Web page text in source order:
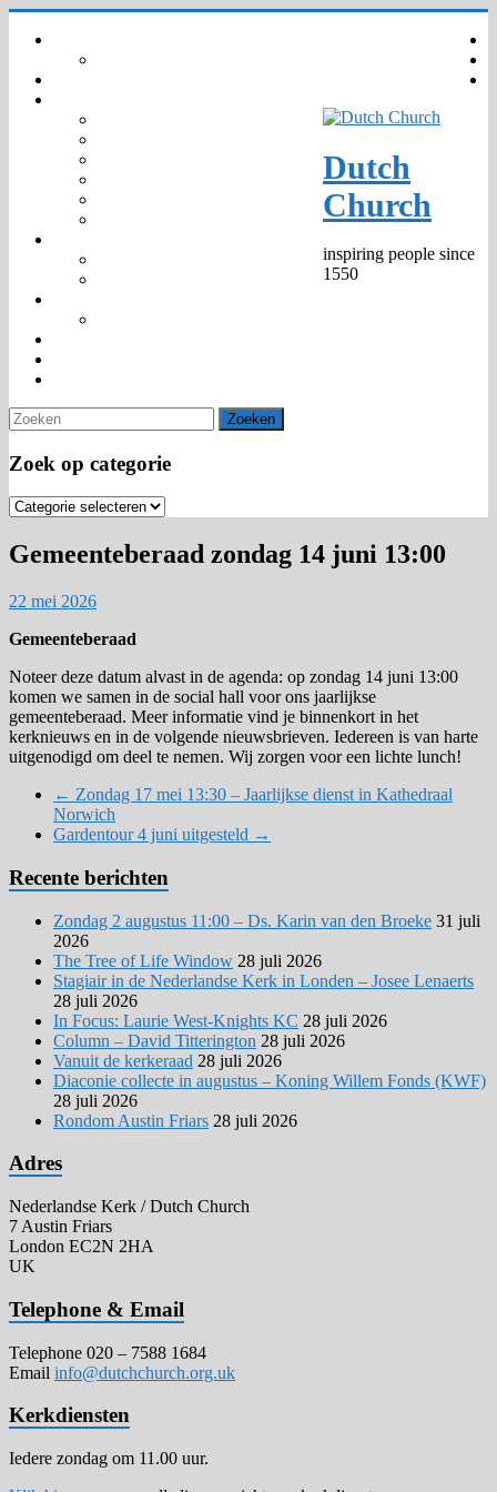
naar
Dutch
Church
inspiring people since
1550
Zoek op categorie
Zoek
categorie
Gemeenteberaad zondag 14 juni 13:00
22 mei 2026
Gemeenteberaad
Noteer deze datum alvast in de agenda: op zondag 14 juni 13:00
komen we samen in de social hall voor ons jaarlijkse
gemeenteberaad. Meer informatie vind je binnenkort in het
kerknieuws en in de volgende nieuwsbrieven. Iedereen is van harte
uitgenodigd om deel te nemen. Wij zorgen voor een lichte lunch!
← Zondag 17 mei 13:30 – Jaarlijkse dienst in Kathedraal
Norwich
Gardentour 4 juni uitgesteld →
Recente berichten
Zondag 2 augustus 11:00 – Ds. Karin van den Broeke 31 juli
2026
The Tree of Life Window 28 juli 2026
Stagiair in de Nederlandse Kerk in Londen – Josee Lenaerts
28 juli 2026
In Focus: Laurie West-Knights KC 28 juli 2026
Column – David Titterington 28 juli 2026
Vanuit de kerkeraad 28 juli 2026
Diaconie collecte in augustus – Koning Willem Fonds (KWF)
28 juli 2026
Rondom Austin Friars 28 juli 2026
Adres
Nederlandse Kerk / Dutch Church
7 Austin Friars
London EC2N 2HA
UK
Telephone & Email
Telephone 020 – 7588 1684
Email info@dutchchurch.org.uk
Kerkdiensten
Iedere zondag om 11.00 uur.